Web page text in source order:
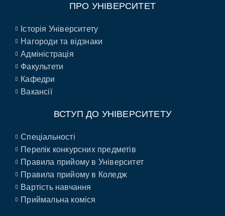
ПРО УНІВЕРСИТЕТ
Історія Університету
Нагороди та відзнаки
Адміністрація
Факультети
Кафедри
Вакансії
ВСТУП ДО УНІВЕРСИТЕТУ
Спеціальності
Перелік конкурсних предметів
Правила прийому в Університет
Правила прийому в Коледж
Вартість навчання
Приймальна коміся